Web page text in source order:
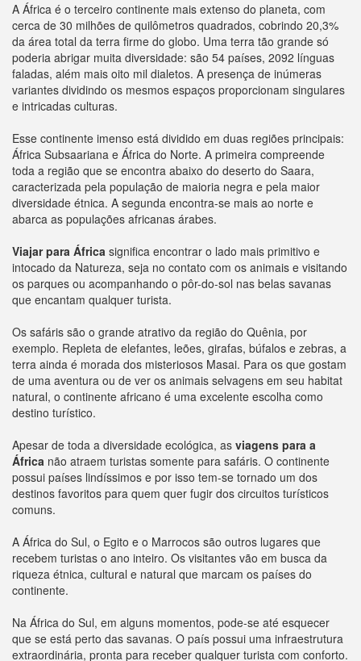
A África é o terceiro continente mais extenso do planeta, com
cerca de 30 milhões de quilômetros quadrados, cobrindo 20,3%
da área total da terra firme do globo. Uma terra tão grande só
poderia abrigar muita diversidade: são 54 países, 2092 línguas
faladas, além mais oito mil dialetos. A presença de inúmeras
variantes dividindo os mesmos espaços proporcionam singulares
e intricadas culturas.
Esse continente imenso está dividido em duas regiões principais:
África Subsaariana e África do Norte. A primeira compreende
toda a região que se encontra abaixo do deserto do Saara,
caracterizada pela população de maioria negra e pela maior
diversidade étnica. A segunda encontra-se mais ao norte e
abarca as populações africanas árabes.
Viajar para África significa encontrar o lado mais primitivo e
intocado da Natureza, seja no contato com os animais e visitando
os parques ou acompanhando o pôr-do-sol nas belas savanas
que encantam qualquer turista.
Os safáris são o grande atrativo da região do Quênia, por
exemplo. Repleta de elefantes, leões, girafas, búfalos e zebras, a
terra ainda é morada dos misteriosos Masai. Para os que gostam
de uma aventura ou de ver os animais selvagens em seu habitat
natural, o continente africano é uma excelente escolha como
destino turístico.
Apesar de toda a diversidade ecológica, as viagens para a
África não atraem turistas somente para safáris. O continente
possui países lindíssimos e por isso tem-se tornado um dos
destinos favoritos para quem quer fugir dos circuitos turísticos
comuns.
A África do Sul, o Egito e o Marrocos são outros lugares que
recebem turistas o ano inteiro. Os visitantes vão em busca da
riqueza étnica, cultural e natural que marcam os países do
continente.
Na África do Sul, em alguns momentos, pode-se até esquecer
que se está perto das savanas. O país possui uma infraestrutura
extraordinária, pronta para receber qualquer turista com conforto.